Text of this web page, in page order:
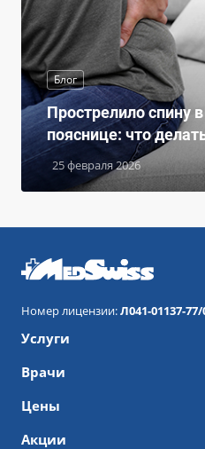
Блог
25 февраля 2026
Прострелило спину в
пояснице: что
Номер лицензии:Л041-01137-77/
Услуги
Врачи
Цены
Акции